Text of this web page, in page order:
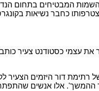
דודי עמרם (32) נחשב לאחד
כחבר נשיאות
רתימת דור היזמים
ההמשך'. אלו אנשים